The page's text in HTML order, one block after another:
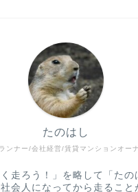
ンナー/会社経営/賃貸マンションオー
たのはし
く走ろう！」を略して「たの
社会人になってから走ること